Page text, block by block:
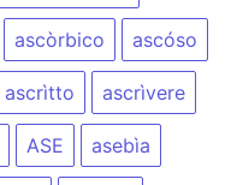
ascòrbico ascóso
ascrìtto ascrìvere
ASE asebìa